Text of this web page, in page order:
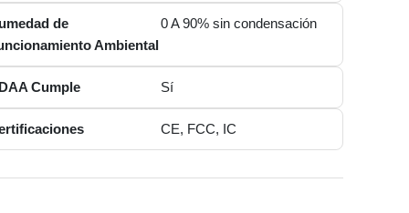
de
Ambiental
0 A 90% sin condensación
Cumple Sí
CE, FCC, IC